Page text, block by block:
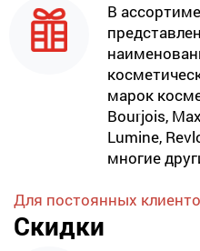
В
марок
Bourjois,
Lumine,
многие
Для постоянных
Скидки